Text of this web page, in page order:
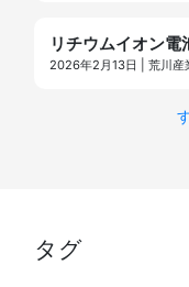
リチウムイオン
2026年2月13日 | 荒川産
タグ